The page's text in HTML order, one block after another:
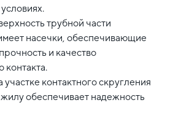
трубной части
насечки, обеспечивающие
и качество
контакта.
контактного скругления
обеспечивает надежность